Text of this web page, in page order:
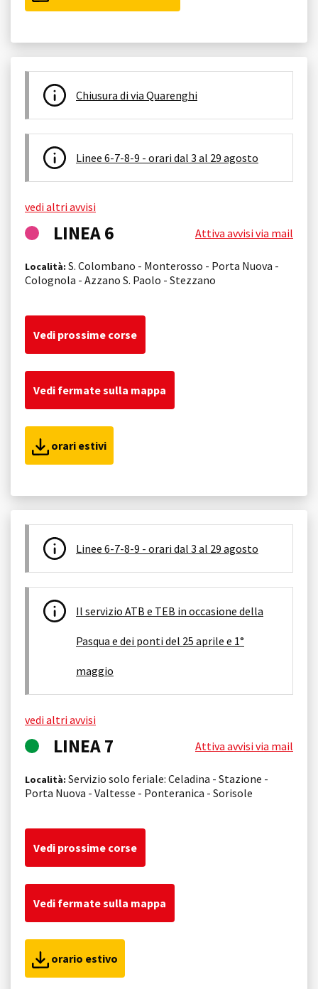
Chiusura di via Quarenghi
Linee 6-7-8-9 - orari dal 3 al 29 agosto
vedi altri avvisi
LINEA 6 Attiva avvisi via mail
Località: S. Colombano - Monterosso - Porta Nuova -
Colognola - Azzano S. Paolo - Stezzano
Vedi prossime corse
Vedi fermate sulla mappa
orari estivi
Linee 6-7-8-9 - orari dal 3 al 29 agosto
Il servizio ATB e TEB in occasione della
Pasqua e dei ponti del 25 aprile e 1°
maggio
vedi altri avvisi
LINEA 7 Attiva avvisi via mail
Località: Servizio solo feriale: Celadina - Stazione -
Porta Nuova - Valtesse - Ponteranica - Sorisole
Vedi prossime corse
Vedi fermate sulla mappa
orario estivo